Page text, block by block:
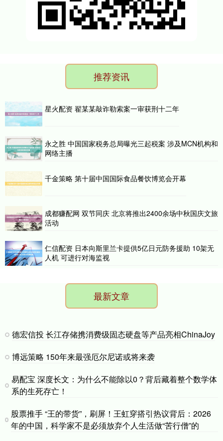
推荐资讯
星火配资 翟某某敲诈勒索案一审获刑十二年
永之胜 中国国家税务总局曝光三起税案 涉及MCN机构和
网络主播
千金策略 第十届中国国际食品餐饮博览会开幕
成都赚配网 双节同庆 北京将推出2400余场中秋国庆文旅
活动
仁信配资 日本向斯里兰卡提供5亿日元防务援助 10架无
人机 可进行对海监视
最新文章
德宏信投 长江存储携消费级固态硬盘等产品亮相ChinaJoy
博远策略 150年来最强厄尔尼诺或将来袭
易配宝 深度长文：为什么不能除以0？背后藏着整个数学体
系的生死存亡！
股票推手 “王的带货”，刷屏！王虹穿搭引热议背后：2026
年的中国，科学家不是必须放弃个人生活做“苦行僧”的